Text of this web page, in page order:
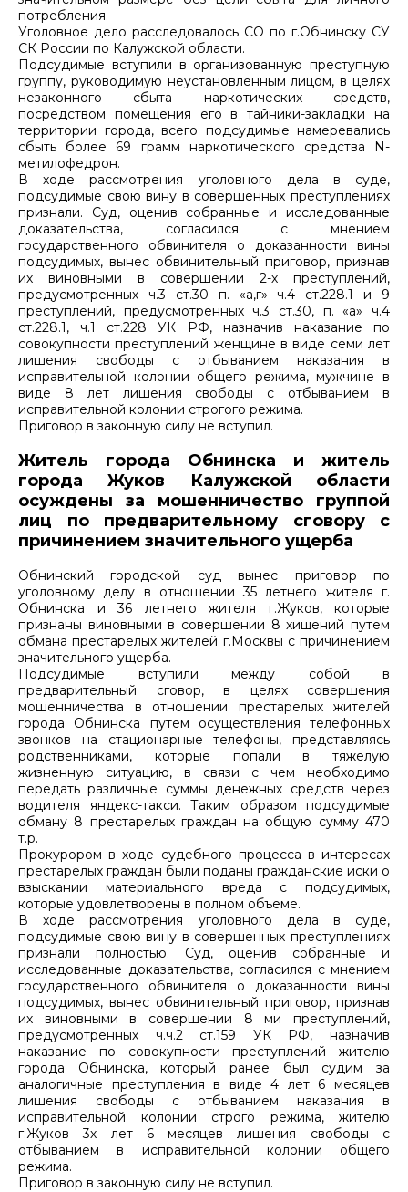
потребления.
Уголовное дело расследовалось СО по г.Обнинску СУ
СК России по Калужской области.
Подсудимые вступили в организованную преступную
группу, руководимую неустановленным лицом, в целях
незаконного сбыта наркотических средств,
посредством помещения его в тайники-закладки на
территории города, всего подсудимые намеревались
сбыть более 69 грамм наркотического средства N-
метилофедрон.
В ходе рассмотрения уголовного дела в суде,
подсудимые свою вину в совершенных преступлениях
признали. Суд, оценив собранные и исследованные
доказательства, согласился с мнением
государственного обвинителя о доказанности вины
подсудимых, вынес обвинительный приговор, признав
их виновными в совершении 2-х преступлений,
предусмотренных ч.3 ст.30 п. «а,г» ч.4 ст.228.1 и 9
преступлений, предусмотренных ч.3 ст.30, п. «а» ч.4
ст.228.1, ч.1 ст.228 УК РФ, назначив наказание по
совокупности преступлений женщине в виде семи лет
лишения свободы с отбыванием наказания в
исправительной колонии общего режима, мужчине в
виде 8 лет лишения свободы с отбыванием в
исправительной колонии строгого режима.
Приговор в законную силу не вступил.
Житель города Обнинска и житель
города Жуков Калужской области
осуждены за мошенничество группой
лиц по предварительному сговору с
причинением значительного ущерба
Обнинский городской суд вынес приговор по
уголовному делу в отношении 35 летнего жителя г.
Обнинска и 36 летнего жителя г.Жуков, которые
признаны виновными в совершении 8 хищений путем
обмана престарелых жителей г.Москвы с причинением
значительного ущерба.
Подсудимые вступили между собой в
предварительный сговор, в целях совершения
мошенничества в отношении престарелых жителей
города Обнинска путем осуществления телефонных
звонков на стационарные телефоны, представляясь
родственниками, которые попали в тяжелую
жизненную ситуацию, в связи с чем необходимо
передать различные суммы денежных средств через
водителя яндекс-такси. Таким образом подсудимые
обману 8 престарелых граждан на общую сумму 470
т.р.
Прокурором в ходе судебного процесса в интересах
престарелых граждан были поданы гражданские иски о
взыскании материального вреда с подсудимых,
которые удовлетворены в полном объеме.
В ходе рассмотрения уголовного дела в суде,
подсудимые свою вину в совершенных преступлениях
признали полностью. Суд, оценив собранные и
исследованные доказательства, согласился с мнением
государственного обвинителя о доказанности вины
подсудимых, вынес обвинительный приговор, признав
их виновными в совершении 8 ми преступлений,
предусмотренных ч.ч.2 ст.159 УК РФ, назначив
наказание по совокупности преступлений жителю
города Обнинска, который ранее был судим за
аналогичные преступления в виде 4 лет 6 месяцев
лишения свободы с отбыванием наказания в
исправительной колонии строго режима, жителю
г.Жуков 3х лет 6 месяцев лишения свободы с
отбыванием в исправительной колонии общего
режима.
Приговор в законную силу не вступил.